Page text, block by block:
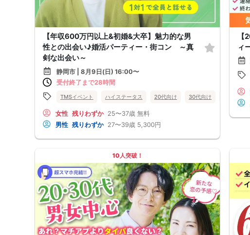
【年収600万円以上&初婚&大卒】魅力的な男
性との出会い♪婚活パーティー・街コン ～真
剣な出会い～
静岡市 | 8月9日(日) 16:00〜
受付終了まで28時間
TMSイベント ハイステータス 20代向け 30代向け 40代向け
女性 残りわずか 25〜37歳 無料
男性 残りわずか 27〜39歳 5,300円
ィ
10人突破！